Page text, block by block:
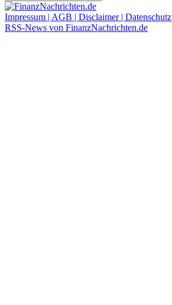
Impressum | AGB | Disclaimer | Datenschutz
RSS-News von FinanzNachrichten.de